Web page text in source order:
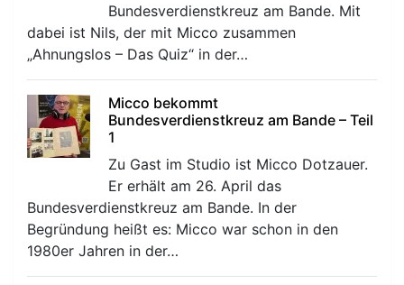
Bundesverdienstkreuz am Bande. Mit
dabei ist Nils, der mit Micco zusammen
„Ahnungslos – Das Quiz“ in der…
Micco bekommt
Bundesverdienstkreuz am Bande – Teil
1
Zu Gast im Studio ist Micco Dotzauer.
Er erhält am 26. April das
Bundesverdienstkreuz am Bande. In der
Begründung heißt es: Micco war schon in den
1980er Jahren in der…